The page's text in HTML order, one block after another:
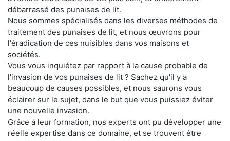
débarrassé des punaises de lit.
Nous sommes spécialisés dans les diverses méthodes de
traitement des punaises de lit, et nous œuvrons pour
l'éradication de ces nuisibles dans vos maisons et
sociétés.
Vous vous inquiétez par rapport à la cause probable de
l'invasion de vos punaises de lit ? Sachez qu'il y a
beaucoup de causes possibles, et nous saurons vous
éclairer sur le sujet, dans le but que vous puissiez éviter
une nouvelle invasion.
Grâce à leur formation, nos experts ont pu développer une
réelle expertise dans ce domaine, et se trouvent être